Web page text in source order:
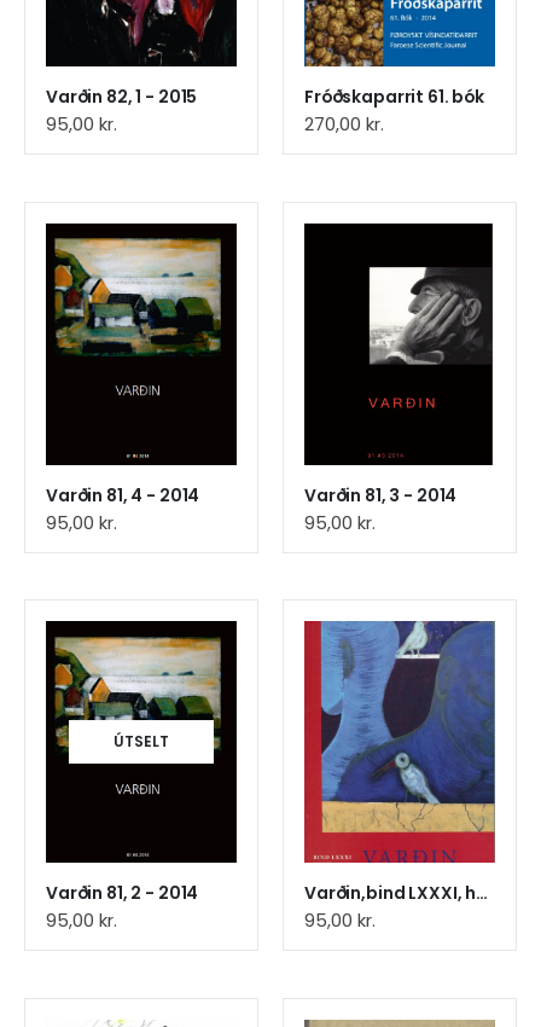
Varðin 82, 1 - 2015
95,00 kr.
Fróðskaparrit 61. bók
270,00 kr.
Varðin 81, 4 - 2014
95,00 kr.
Varðin 81, 3 - 2014
95,00 kr.
ÚTSELT
Varðin 81, 2 - 2014
95,00 kr.
Varðin,bind LXXXI, hefti1,2014
95,00 kr.